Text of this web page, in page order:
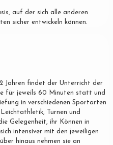
auf der sich alle anderen
sicher entwickeln können.
Jahren findet der Unterricht der
für jeweils 60 Minuten statt und
in verschiedenen Sportarten
Turnen und
Gelegenheit, ihr Können in
intensiver mit den jeweiligen
hinaus nehmen sie an